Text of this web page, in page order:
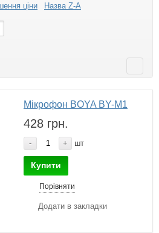
ціни Назва Z-A
Мікрофон BOYA BY-M1
428 грн.
- + шт
Купити
Порівняти
Додати в закладки